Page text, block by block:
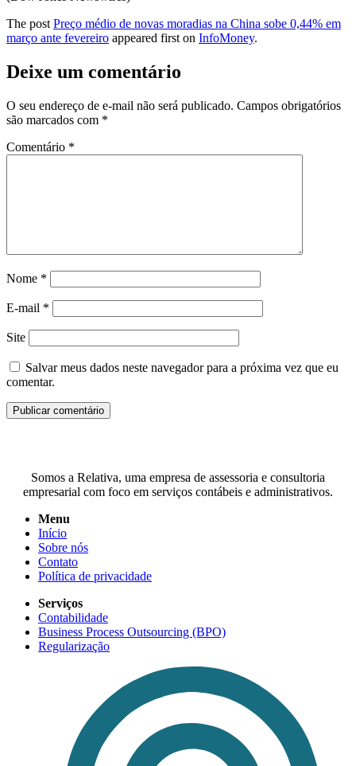
The post Preço médio de novas moradias na China sobe 0,44% em
março ante fevereiro appeared first on InfoMoney.
Deixe um comentário
O seu endereço de e-mail não será publicado. Campos obrigatórios
são marcados com *
Comentário *
Nome *
E-mail *
Site
Salvar meus dados neste navegador para a próxima vez que eu
comentar.
Somos a Relativa, uma empresa de assessoria e consultoria
empresarial com foco em serviços contábeis e administrativos.
Menu
Início
Sobre nós
Contato
Política de privacidade
Serviços
Contabilidade
Business Process Outsourcing (BPO)
Regularização